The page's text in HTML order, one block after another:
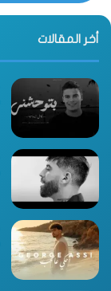
أخر المقالات